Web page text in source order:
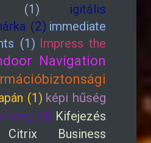
(1)
igitális
(2) immediate
(1) Impress the
Navigation
(1) képi hűség
(4) Kifejezés
Citrix Business